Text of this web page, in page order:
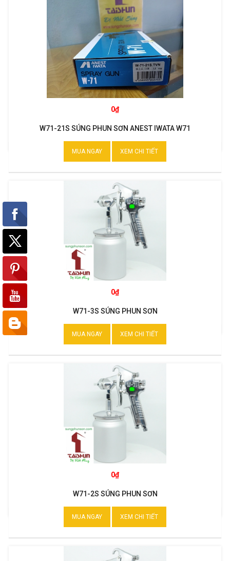
0₫
W71-21S SÚNG PHUN SƠN ANEST IWATA W71
MUA NGAY XEM CHI TIẾT
0₫
W71-3S SÚNG PHUN SƠN
MUA NGAY XEM CHI TIẾT
0₫
W71-2S SÚNG PHUN SƠN
MUA NGAY XEM CHI TIẾT